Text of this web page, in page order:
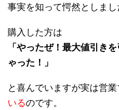
事実を知って愕然としまし
購入した方は
「やったぜ！最大値引き
ゃった！」
と喜んでいますが実は営
いるのです。